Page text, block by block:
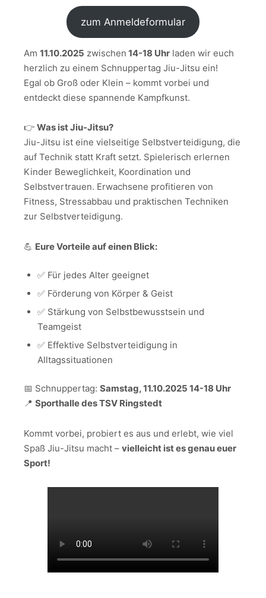
zum Anmeldeformular
Am 11.10.2025 zwischen 14-18 Uhr laden wir euch
herzlich zu einem Schnuppertag Jiu-Jitsu ein!
Egal ob Groß oder Klein – kommt vorbei und
entdeckt diese spannende Kampfkunst.
👉 Was ist Jiu-Jitsu?
Jiu-Jitsu ist eine vielseitige Selbstverteidigung, die
auf Technik statt Kraft setzt. Spielerisch erlernen
Kinder Beweglichkeit, Koordination und
Selbstvertrauen. Erwachsene profitieren von
Fitness, Stressabbau und praktischen Techniken
zur Selbstverteidigung.
💪 Eure Vorteile auf einen Blick:
✅ Für jedes Alter geeignet
✅ Förderung von Körper & Geist
✅ Stärkung von Selbstbewusstsein und
Teamgeist
✅ Effektive Selbstverteidigung in
Alltagssituationen
📅 Schnuppertag: Samstag, 11.10.2025 14-18 Uhr
📍 Sporthalle des TSV Ringstedt
Kommt vorbei, probiert es aus und erlebt, wie viel
Spaß Jiu-Jitsu macht – vielleicht ist es genau euer
Sport!